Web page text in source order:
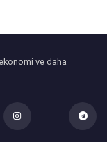
ve daha